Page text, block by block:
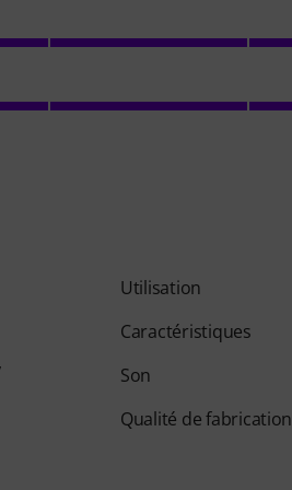
Utilisation
Caractéristiques
Son
Qualité de fabrication